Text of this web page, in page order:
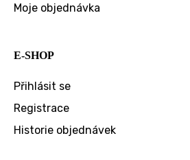
Moje objednávka
E-SHOP
Přihlásit se
Registrace
Historie objednávek